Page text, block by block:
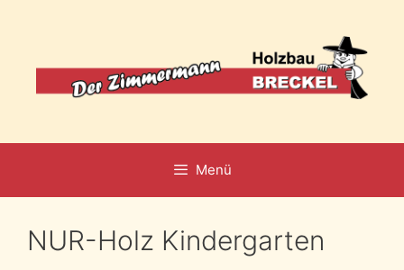
Menü
NUR-Holz Kindergarten